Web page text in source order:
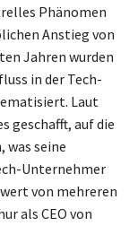
Phänomen
Anstieg von
Jahren wurden
in der Tech-
Laut
geschafft, auf die
was seine
Unternehmer
von mehreren
als CEO von